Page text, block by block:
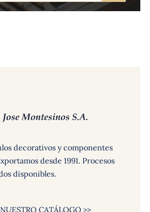
decorativos y componentes
desde 1991. Procesos
disponibles.
CATÁLOGO >>